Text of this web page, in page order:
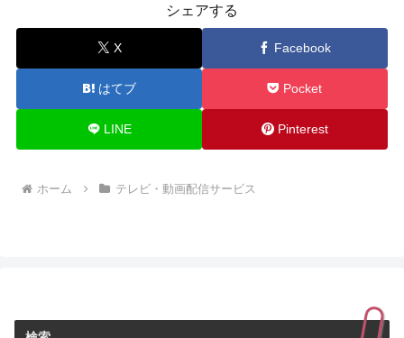
シェアする
X Facebook
はてブ Pocket
LINE Pinterest
ホーム テレビ・動画配信サービス